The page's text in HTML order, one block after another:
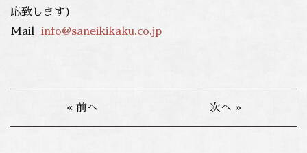
応致します）
Mail info@saneikikaku.co.jp
« 前へ 次へ »